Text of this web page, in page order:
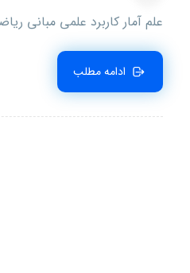
علم آمار کاربرد علمی مبانی
ادامه مطلب